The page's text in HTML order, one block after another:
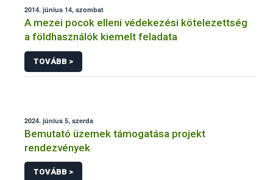
2014. június 14, szombat
A mezei pocok elleni védekezési kötelezettség
a földhasználók kiemelt feladata
TOVÁBB >
2024. június 5, szerda
Bemutató üzemek támogatása projekt
rendezvények
TOVÁBB >